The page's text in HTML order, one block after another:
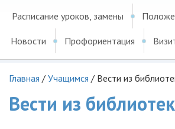
Расписание уроков, замены
Новости Профориентация
Главная / Учащимся / Вести из
Вести из